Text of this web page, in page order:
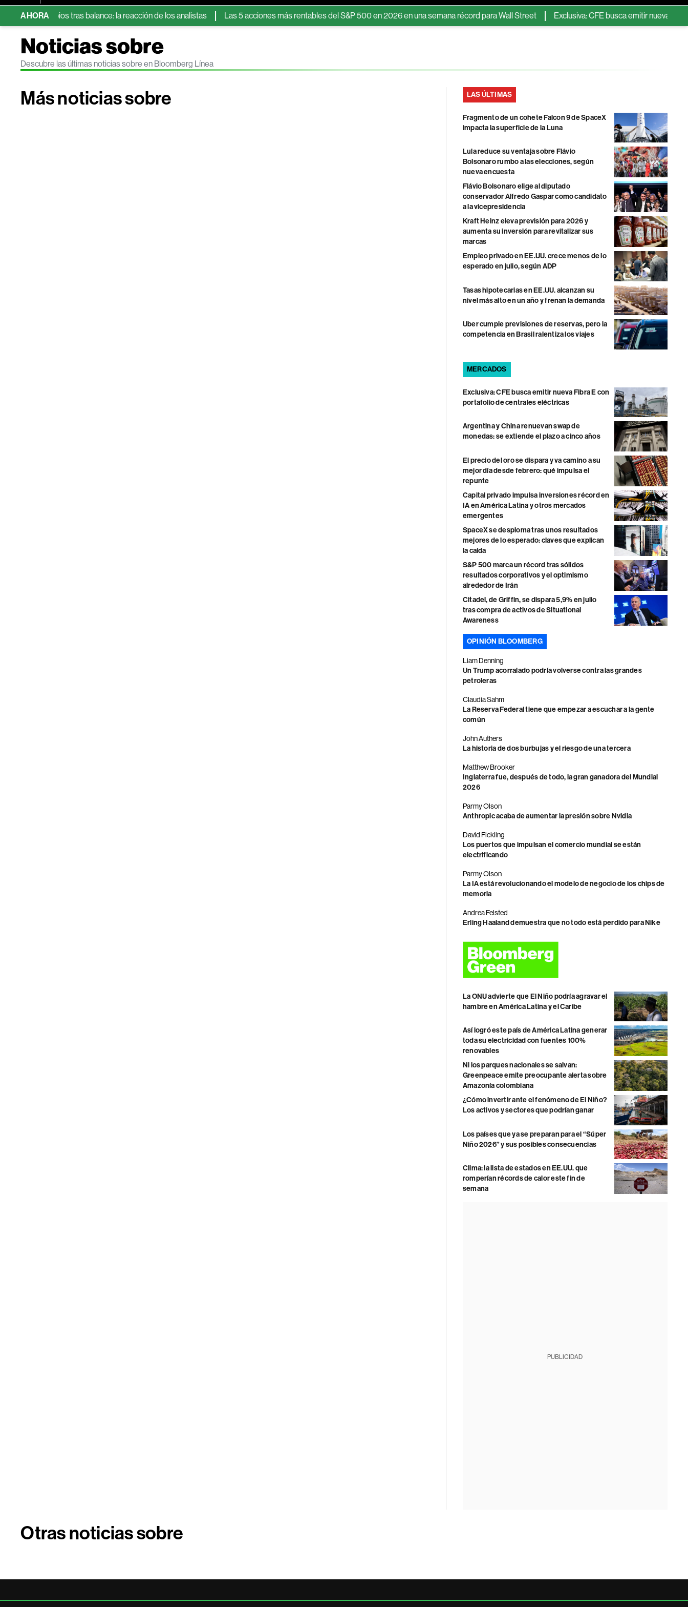
AHORA
sin cambios tras balance: la reacción de los analistas Las 5 acciones más rentables del S&P 500 en 2026 en una semana récord para Wall Street Exclusiva: CFE busca emitir nueva Fibra E
Noticias sobre
Descubre las últimas noticias sobre en Bloomberg Línea
Más noticias sobre LAS ÚLTIMAS
Fragmento de un cohete Falcon 9 de SpaceX
impacta la superficie de la Luna
Lula reduce su ventaja sobre Flávio
Bolsonaro rumbo a las elecciones, según
nueva encuesta
Flávio Bolsonaro elige al diputado
conservador Alfredo Gaspar como candidato
a la vicepresidencia
Kraft Heinz eleva previsión para 2026 y
aumenta su inversión para revitalizar sus
marcas
Empleo privado en EE.UU. crece menos de lo
esperado en julio, según ADP
Tasas hipotecarias en EE.UU. alcanzan su
nivel más alto en un año y frenan la demanda
Uber cumple previsiones de reservas, pero la
competencia en Brasil ralentiza los viajes
MERCADOS
Exclusiva: CFE busca emitir nueva Fibra E con
portafolio de centrales eléctricas
Argentina y China renuevan swap de
monedas: se extiende el plazo a cinco años
El precio del oro se dispara y va camino a su
mejor día desde febrero: qué impulsa el
repunte
Capital privado impulsa inversiones récord en
IA en América Latina y otros mercados
emergentes
SpaceX se desploma tras unos resultados
mejores de lo esperado: claves que explican
la caída
S&P 500 marca un récord tras sólidos
resultados corporativos y el optimismo
alrededor de Irán
Citadel, de Griffin, se dispara 5,9% en julio
tras compra de activos de Situational
Awareness
OPINIÓN BLOOMBERG
Liam Denning
Un Trump acorralado podría volverse contra las grandes
petroleras
Claudia Sahm
La Reserva Federal tiene que empezar a escuchar a la gente
común
John Authers
La historia de dos burbujas y el riesgo de una tercera
Matthew Brooker
Inglaterra fue, después de todo, la gran ganadora del Mundial
2026
Parmy Olson
Anthropic acaba de aumentar la presión sobre Nvidia
David Fickling
Los puertos que impulsan el comercio mundial se están
electrificando
Parmy Olson
La IA está revolucionando el modelo de negocio de los chips de
memoria
Andrea Felsted
Erling Haaland demuestra que no todo está perdido para Nike
La ONU advierte que El Niño podría agravar el
hambre en América Latina y el Caribe
Así logró este país de América Latina generar
toda su electricidad con fuentes 100%
renovables
Ni los parques nacionales se salvan:
Greenpeace emite preocupante alerta sobre
Amazonía colombiana
¿Cómo invertir ante el fenómeno de El Niño?
Los activos y sectores que podrían ganar
Los países que ya se preparan para el “Súper
Niño 2026” y sus posibles consecuencias
Clima: la lista de estados en EE.UU. que
romperían récords de calor este fin de
semana
PUBLICIDAD
Otras noticias sobre